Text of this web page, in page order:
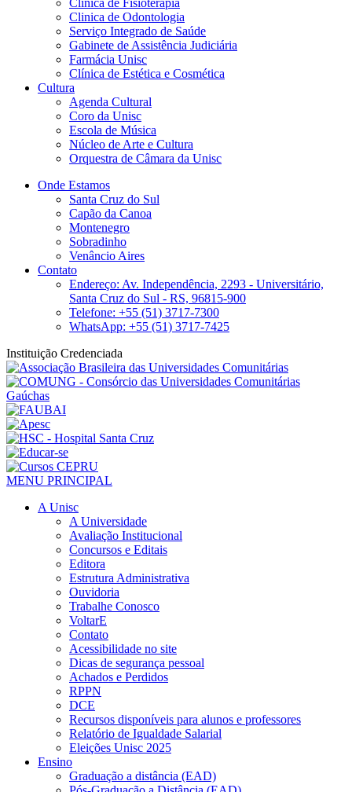
Clinica de Odontologia
Serviço Integrado de Saúde
Gabinete de Assistência Judiciária
Farmácia Unisc
Clínica de Estética e Cosmética
Cultura
Agenda Cultural
Coro da Unisc
Escola de Música
Núcleo de Arte e Cultura
Orquestra de Câmara da Unisc
Onde Estamos
Santa Cruz do Sul
Capão da Canoa
Montenegro
Sobradinho
Venâncio Aires
Contato
Endereço: Av. Independência, 2293 - Universitário,
Santa Cruz do Sul - RS, 96815-900
Telefone: +55 (51) 3717-7300
WhatsApp: +55 (51) 3717-7425
Instituição Credenciada
MENU PRINCIPAL
A Unisc
A Universidade
Avaliação Institucional
Concursos e Editais
Editora
Estrutura Administrativa
Ouvidoria
Trabalhe Conosco
VoltarE
Contato
Acessibilidade no site
Dicas de segurança pessoal
Achados e Perdidos
RPPN
DCE
Recursos disponíveis para alunos e professores
Relatório de Igualdade Salarial
Eleições Unisc 2025
Ensino
Graduação a distância (EAD)